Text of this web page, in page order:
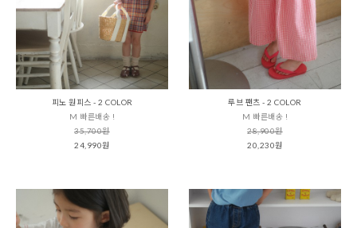
피노 원피스 - 2 COLOR
M 빠른배송 !
35,700원
24,990원
루브 팬츠 - 2 COLOR
M 빠른배송 !
28,900원
20,230원